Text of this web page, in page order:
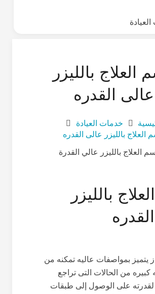
العلاج باللیزر
عالی القدره
خدمات العيادة
العلاج باللیزر عالی القدره
باللیزر
یتمیز بمواصفات عالیه تمکنه من
من الحالات التی تراجع
على الوصول إلى طبقات